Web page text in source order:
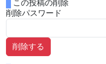
この投稿の削除
削除パスワード
削除する